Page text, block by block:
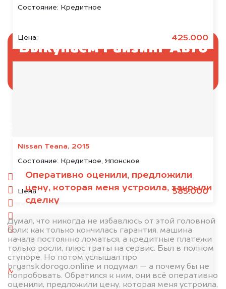
Состояние: Кредитное
Цена: 425.000
Nissan Teana, 2015
Состояние: Кредитное, Японское
Цена: 585.000
Оперативно оценили, предложили
цену, которая меня устроила, закрыли
сделку
Думал, что никогда не избавлюсь от этой головной
боли: как только кончилась гарантия, машина
начала постоянно ломаться, а кредитные платежи
только росли, плюс траты на сервис. Был в полном
ступоре. Но потом услышал про
bryansk.dorogo.online и подумал — а почему бы не
попробовать. Обратился к ним, они всё оперативно
оценили, предложили цену, которая меня устроила,
Выкупаем Райзинг Авто
1. Сфотографируйте машину:
спереди
сзади
слева
салон
2. Отправьте фотографии на номер
+79584983298 по WhatsApp*,
MAX
или на электронную почту
info@dorogo.online